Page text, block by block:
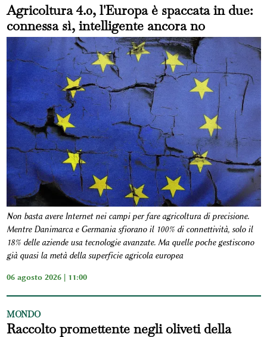
Agricoltura 4.0, l'Europa è spaccata in due:
connessa sì, intelligente ancora no
Non basta avere Internet nei campi per fare agricoltura di precisione.
Mentre Danimarca e Germania sfiorano il 100% di connettività, solo il
18% delle aziende usa tecnologie avanzate. Ma quelle poche gestiscono
già quasi la metà della superficie agricola europea
06 agosto 2026 | 11:00
MONDO
Raccolto promettente negli oliveti della